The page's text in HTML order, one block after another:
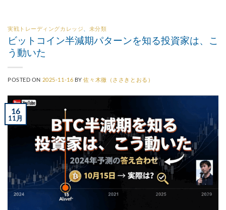
実戦トレーディングカレッジ 未分類
ビットコイン半減期パターンを知る投資家は、こ
う動いた
POSTED ON 2025-11-16 BY佐々木徹（ささきとおる）
16
11月